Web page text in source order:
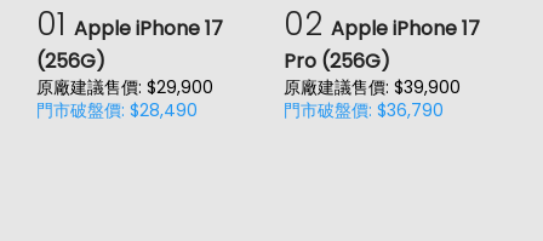
01 Apple iPhone 17
(256G)
原廠建議售價: $29,900
門市破盤價: $28,490
02 Apple iPhone 17
Pro (256G)
原廠建議售價: $39,900
門市破盤價: $36,790